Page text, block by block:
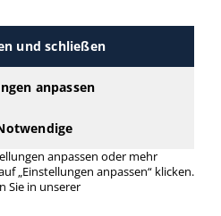
schwarz
schwarz >
Toner Original schwarz
Funktion.
Einzelpack
und schließen
anpassen
anpassen oder mehr
„Einstellungen anpassen“ klicken.
Sie in unserer